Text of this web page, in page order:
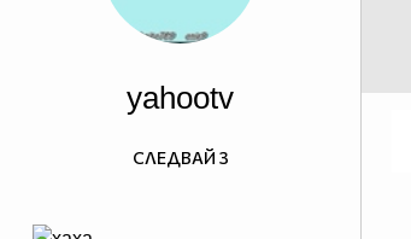
yahootv
СЛЕДВАЙ 3